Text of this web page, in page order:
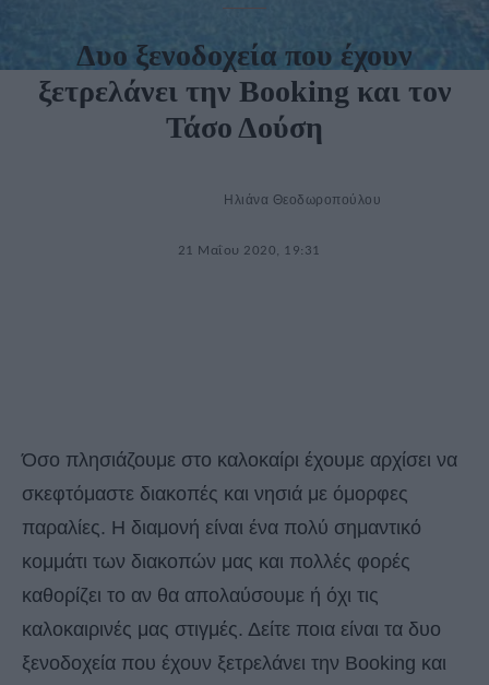
Δυο ξενοδοχεία που έχουν
ξετρελάνει την Booking και τον
Τάσο Δούση
Ηλιάνα Θεοδωροπούλου
21 Μαΐου 2020, 19:31
Όσο πλησιάζουμε στο καλοκαίρι έχουμε αρχίσει να
σκεφτόμαστε διακοπές και νησιά με όμορφες
παραλίες. Η διαμονή είναι ένα πολύ σημαντικό
κομμάτι των διακοπών μας και πολλές φορές
καθορίζει το αν θα απολαύσουμε ή όχι τις
καλοκαιρινές μας στιγμές. Δείτε ποια είναι τα δυο
ξενοδοχεία που έχουν ξετρελάνει την Booking και